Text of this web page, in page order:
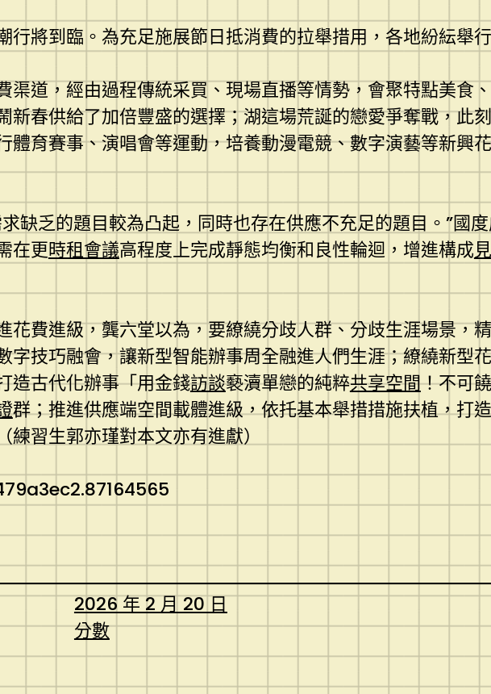
行將到臨。為充足施展節日抵消費的拉舉措用，各地紛紜舉
渠道，經由過程傳統采買、現場直播等情勢，會聚特點美食
新春供給了加倍豐盛的選擇；湖這場荒誕的戀愛爭奪戰，此
體育賽事、演唱會等運動，培養動漫電競、數字演藝等新興
缺乏的題目較為凸起，同時也存在供應不充足的題目。”國
在更時租會議高程度上完成靜態均衡和良性輪迴，增進構成
花費進級，龔六堂以為，要繚繞分歧人群、分歧生涯場景，
字技巧融會，讓新型智能辦事周全融進人們生涯；繚繞新型
造古代化辦事「用金錢訪談褻瀆單戀的純粹共享空間！不可
群；推進供應端空間載體進級，依托基本舉措措施扶植，打
習生郭亦瑾對本文亦有進獻）
2026 年 2 月 20 日
分數